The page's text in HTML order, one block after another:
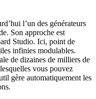
l’un des générateurs
Son approche est
Studio. Ici, point de
infinies modulables.
de dizaines de milliers de
vous pouvez
gère automatiquement les